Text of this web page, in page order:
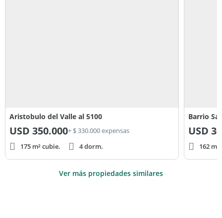
Aristobulo del Valle al 5100
USD 350.000+ $ 330.000 expensas
175 m² cubie.
4 dorm.
Barrio
USD
162
Ver más propiedades similares